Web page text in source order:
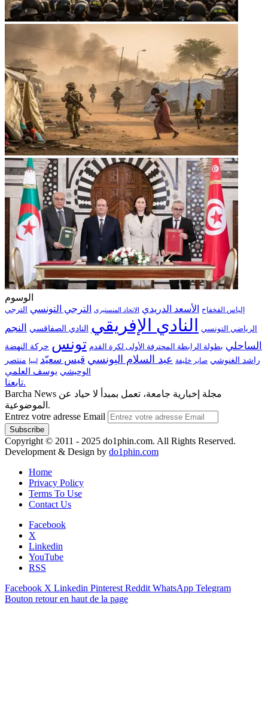
الوسوم
إلياس الفخفاخ الأسعد الدريدي الاتحاد المنستيري الترجي التونسي الترجي
الرياضي التونسي النادي الإفريقي النادي الصفاقسي
النجم
الساحلي بطولة الرابطة المحترفة الأولى لكرة القدم تونس حركة النهضة
راشد الغنوشي صابر خليفة عبد السلام اليونسي قيس سعيّد ليبيا
منتصر
الوحيشي يوسف العلمي
تابعنا.
Barcha News مجلة إخبارية جامعة، تعمل بمبدأ لا حياد عن
الموضوعية.
Entrez votre adresse Email
Copyright © 2011 - 2025 do1phin.com. All Rights Reserved.
Development & Design by do1phin.com
Home
Privacy Policy
Terms To Use
Contact Us
Facebook
X
Linkedin
YouTube
RSS
Facebook X Linkedin Pinterest Reddit WhatsApp Telegram
Bouton retour en haut de la page